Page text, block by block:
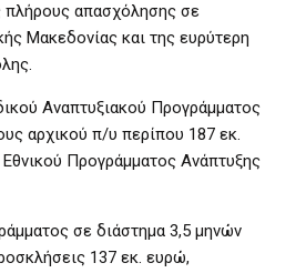
απασχόλησης σε
Μακεδονίας και της ευρύτερη
Αναπτυξιακού Προγράμματος
αρχικού π/υ περίπου 187 εκ.
Προγράμματος Ανάπτυξης
σε διάστημα 3,5 μηνών
137 εκ. ευρώ,